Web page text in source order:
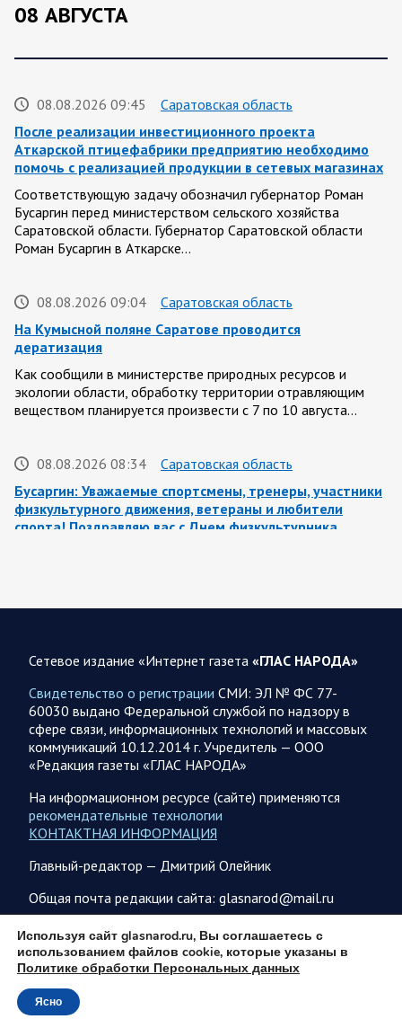
08 АВГУСТА
08.08.2026 09:45
Саратовская область
После реализации инвестиционного проекта
Аткарской птицефабрики предприятию необходимо
помочь с реализацией продукции в сетевых магазинах
Соответствующую задачу обозначил губернатор Роман
Бусаргин перед министерством сельского хозяйства
Саратовской области. Губернатор Саратовской области
Роман Бусаргин в Аткарске…
08.08.2026 09:04
Саратовская область
На Кумысной поляне Саратове проводится
дератизация
Как сообщили в министерстве природных ресурсов и
экологии области, обработку территории отравляющим
веществом планируется произвести с 7 по 10 августа…
08.08.2026 08:34
Саратовская область
Бусаргин: Уважаемые спортсмены, тренеры, участники
физкультурного движения, ветераны и любители
спорта! Поздравляю вас с Днем физкультурника
Заявление Минобороны РФ на утро 8 августа 2026 года
Сегодня ночью Вооруженными Силами Российской
Федерации нанесен групповой удар высокоточным
оружием наземного базирования по предприятию военной
промышленности и складу горюче-смазочных…
08.08.2026 08:09
Власть
Вячеслав Володин о законах, вступающих в силу в
Вячеслав Володин сообщает. Неотвратимость наказания
для предателей нашей страны. Введены ограничительные
меры в отношении тех, кто уехал за…
08.08.2026 07:43
Белгородская область
Украинские террористы продолжают убивать мирное
население приграничных районов. Данные на 8 августа
Сетевое издание «Интернет газета «ГЛАС НАРОДА»
Свидетельство о регистрации СМИ: ЭЛ № ФС 77-
60030 выдано Федеральной службой по надзору в
сфере связи, информационных технологий и массовых
коммуникаций 10.12.2014 г. Учредитель — ООО
«Редакция газеты «ГЛАС НАРОДА»
На информационном ресурсе (сайте) применяются
рекомендательные технологии
КОНТАКТНАЯ ИНФОРМАЦИЯ
Главный-редактор — Дмитрий Олейник
Общая почта редакции сайта: glasnarod@mail.ru
ПОДПИСКА
Используя сайт glasnarod.ru, Вы соглашаетесь с
использованием файлов cookie, которые указаны в
Политике обработки Персональных данных
Ясно